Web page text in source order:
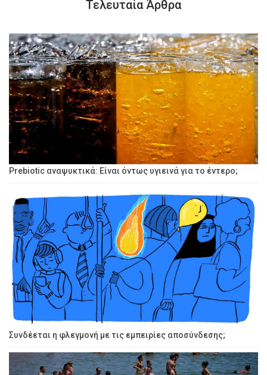
Τελευταία Άρθρα
Prebiotic αναψυκτικά: Είναι όντως υγιεινά για το έντερο;
Συνδέεται η φλεγμονή με τις εμπειρίες αποσύνδεσης;